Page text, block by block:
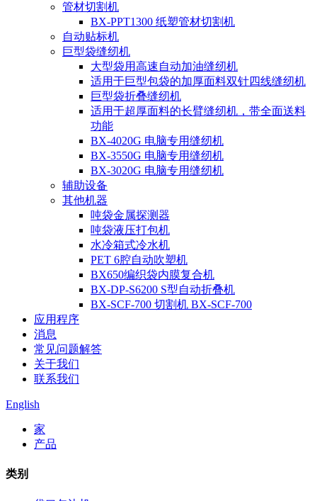
管材切割机
BX-PPT1300 纸塑管材切割机
自动贴标机
巨型袋缝纫机
大型袋用高速自动加油缝纫机
适用于巨型包袋的加厚面料双针四线缝纫机
巨型袋折叠缝纫机
适用于超厚面料的长臂缝纫机，带全面送料
功能
BX-4020G 电脑专用缝纫机
BX-3550G 电脑专用缝纫机
BX-3020G 电脑专用缝纫机
辅助设备
其他机器
吨袋金属探测器
吨袋液压打包机
水冷箱式冷水机
PET 6腔自动吹塑机
BX650编织袋内膜复合机
BX-DP-S6200 S型自动折叠机
BX-SCF-700 切割机 BX-SCF-700
应用程序
消息
常见问题解答
关于我们
联系我们
English
家
产品
类别